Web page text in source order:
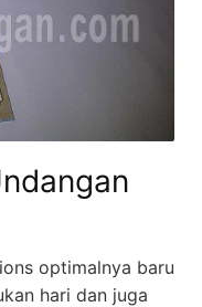
optimalnya baru
hari dan juga